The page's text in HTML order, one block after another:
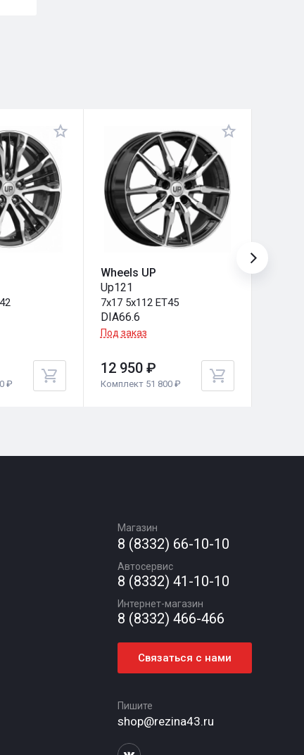
₽
Wheels UP
Up121
7x17 5x112 ET45
DIA66.6
Под заказ
12 950 ₽
Комплект 51 800 ₽
Магазин
8 (8332) 66-10-10
Автосервис
8 (8332) 41-10-10
Интернет-магазин
8 (8332) 466-466
Связаться с нами
Пишите
shop@rezina43.ru